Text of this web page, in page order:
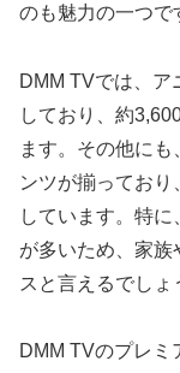
のも魅力の一つで
DMM TVでは、ア
しており、約
ます。その他に
ンツが揃ってお
しています。特
が多いため、家
スと言えるでしょ
DMM TVのプレ